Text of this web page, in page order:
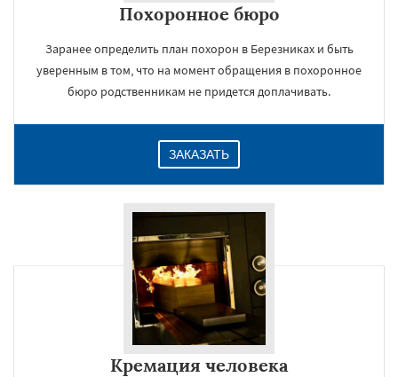
Похоронное бюро
Заранее определить план похорон в Березниках и быть
уверенным в том, что на момент обращения в похоронное
бюро родственникам не придется доплачивать.
ЗАКАЗАТЬ
Кремация человека